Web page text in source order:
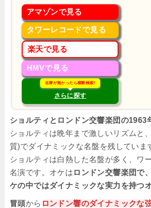
アマゾンで見る
タワーレコードで見る
楽天で見る
HMVで見る
在庫が無かったら横断検索!
さらに探す
ショルティとロンドン交響楽団の1963
ショルティは晩年まで激しいリズムと
質)でダイナミックな名盤を残していま
ショルティは白熱した名盤が多く、ワ
名演です。オケは ロンドン交響楽団で
ケの中ではダイナミックな実力を持つ
冒頭から ロンドン響のダイナミックな